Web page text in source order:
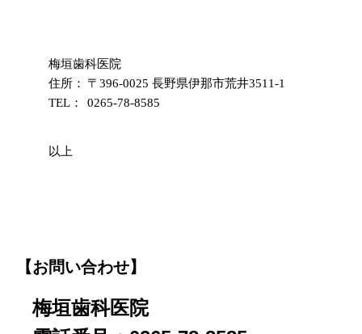
梅垣歯科医院
住所：
〒396-0025 長野県伊那市荒井3511-1
TEL：
0265-78-8585
以上
【お問い合わせ】
梅垣歯科医院